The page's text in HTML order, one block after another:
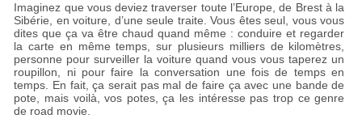
Imaginez que vous deviez traverser toute l’Europe, de Brest à la
Sibérie, en voiture, d’une seule traite. Vous êtes seul, vous vous
dites que ça va être chaud quand même : conduire et regarder
la carte en même temps, sur plusieurs milliers de kilomètres,
personne pour surveiller la voiture quand vous vous taperez un
roupillon, ni pour faire la conversation une fois de temps en
temps. En fait, ça serait pas mal de faire ça avec une bande de
pote, mais voilà, vos potes, ça les intéresse pas trop ce genre
de road movie.